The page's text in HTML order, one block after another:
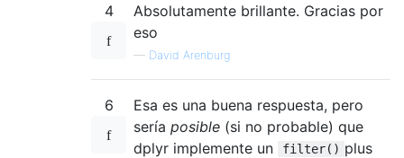
4
Absolutamente brillante. Gracias por
eso
— David Arenburg
6
Esa es una buena respuesta, pero
sería posible (si no probable) que
dplyr implemente un
filter() plus